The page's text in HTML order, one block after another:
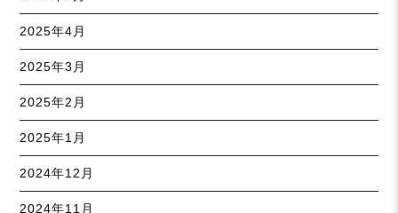
2025年4月
2025年3月
2025年2月
2025年1月
2024年12月
2024年11月